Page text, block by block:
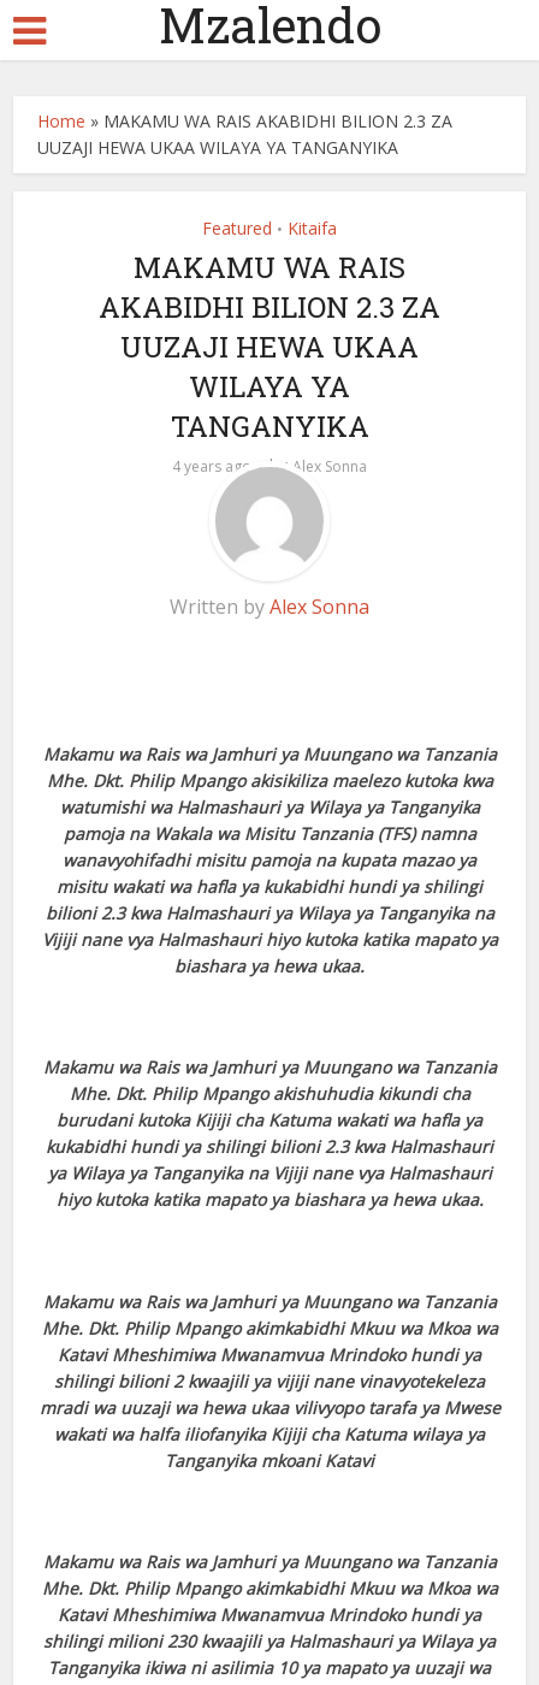
Mzalendo
Home » MAKAMU WA RAIS AKABIDHI BILION 2.3 ZA
UUZAJI HEWA UKAA WILAYA YA TANGANYIKA
Featured • Kitaifa
MAKAMU WA RAIS
AKABIDHI BILION 2.3 ZA
UUZAJI HEWA UKAA
WILAYA YA
TANGANYIKA
4 years ago by Alex Sonna
Written byAlex Sonna
Makamu wa Rais wa Jamhuri ya Muungano wa Tanzania
Mhe. Dkt. Philip Mpango akisikiliza maelezo kutoka kwa
watumishi wa Halmashauri ya Wilaya ya Tanganyika
pamoja na Wakala wa Misitu Tanzania (TFS) namna
wanavyohifadhi misitu pamoja na kupata mazao ya
misitu wakati wa hafla ya kukabidhi hundi ya shilingi
bilioni 2.3 kwa Halmashauri ya Wilaya ya Tanganyika na
Vijiji nane vya Halmashauri hiyo kutoka katika mapato ya
biashara ya hewa ukaa.
Makamu wa Rais wa Jamhuri ya Muungano wa Tanzania
Mhe. Dkt. Philip Mpango akishuhudia kikundi cha
burudani kutoka Kijiji cha Katuma wakati wa hafla ya
kukabidhi hundi ya shilingi bilioni 2.3 kwa Halmashauri
ya Wilaya ya Tanganyika na Vijiji nane vya Halmashauri
hiyo kutoka katika mapato ya biashara ya hewa ukaa.
Makamu wa Rais wa Jamhuri ya Muungano wa Tanzania
Mhe. Dkt. Philip Mpango akimkabidhi Mkuu wa Mkoa wa
Katavi Mheshimiwa Mwanamvua Mrindoko hundi ya
shilingi bilioni 2 kwaajili ya vijiji nane vinavyotekeleza
mradi wa uuzaji wa hewa ukaa vilivyopo tarafa ya Mwese
wakati wa halfa iliofanyika Kijiji cha Katuma wilaya ya
Tanganyika mkoani Katavi
Makamu wa Rais wa Jamhuri ya Muungano wa Tanzania
Mhe. Dkt. Philip Mpango akimkabidhi Mkuu wa Mkoa wa
Katavi Mheshimiwa Mwanamvua Mrindoko hundi ya
shilingi milioni 230 kwaajili ya Halmashauri ya Wilaya ya
Tanganyika ikiwa ni asilimia 10 ya mapato ya uuzaji wa